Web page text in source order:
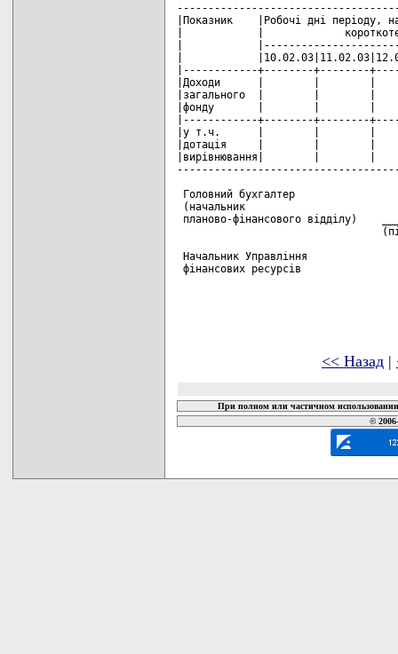
|Показник    |Робочі дні періоду,
|            |
|
|
|------------+--------+--------
|Доходи      |        |
|загального  |        |
|фонду       |        |
|------------+--------+--------
|у т.ч.      |        |        |
|дотація     |        |
|вирівнювання|        |
Головний бухгалтер
(начальник
планово-фінансового відділу)
Начальник Управління
фінансових ресурсів
<< Назад |
При полном или частичном
©